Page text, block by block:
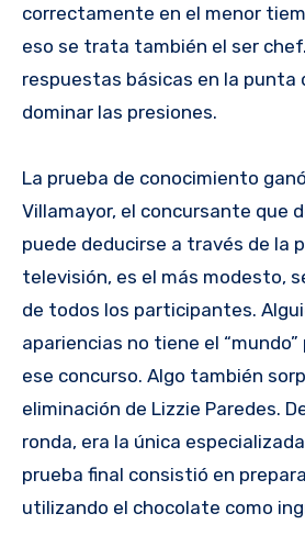
correctamente en el menor
eso se trata también el ser
respuestas básicas en la punta
dominar las presiones.
La prueba de conocimiento
Villamayor, el concursante que
puede deducirse a través de la
televisión, es el más modesto,
de todos los participantes.
apariencias no tiene el
ese concurso. Algo también
eliminación de Lizzie Paredes.
ronda, era la única
prueba final consistió en
utilizando el chocolate como